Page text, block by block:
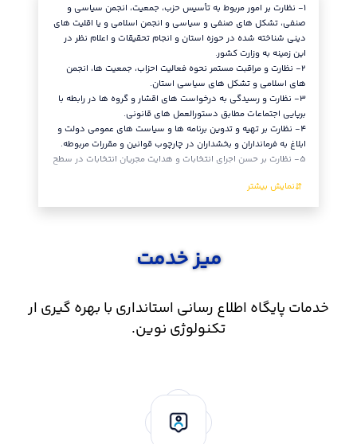
١- نظارت بر امور مربوط به تأسیس حزب، جمعیت، انجمن سیاسی و
صنفی، تشکل های صنفی و سیاسی و انجمن اسلامی و یا اقلیت های
دینی شناخته شده در حوزه استان و انجام تحقیقات و اعلام نظر در
این زمینه به وزارت کشور.
٢- نظارت و مراقبت مستمر نحوه فعالیت احزاب، جمعیت ها، انجمن
های اسلامی و تشکل های سیاسی استان.
٣- نظارت و رسیدگی به درخواست های اقشار و گروه ها در رابطه با
برپایی اجتماعات مطابق دستورالعمل های قانونی.
٤- نظارت بر تهیه و تدوین برنامه ها و سیاست های عمومی دولت و
ابلاغ به فرمانداران و بخشداران در چارچوب قوانین و مقررات مربوطه.
٥- نظارت بر حسن اجرای انتخابات و هدایت مجریان انتخابات در سطح
میز خدمت
خدمات پایگاه اطلاع رسانی استانداری با بهره گیری ار
تکنولوژی نوین.